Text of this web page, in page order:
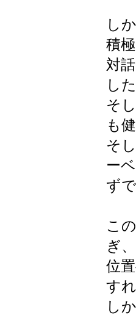
し
積
対
し
そ
も
そ
ー
ず
こ
ぎ
位
す
し